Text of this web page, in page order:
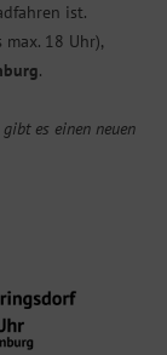
ist.
max. 18 Uhr),
.
es einen neuen